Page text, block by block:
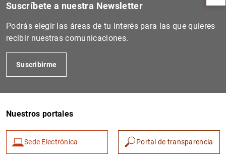
1 2
Suscríbete a nuestra Newsletter
Podrás elegir las áreas de tu interés para las que quieres
recibir nuestras comunicaciones.
Suscribirme
Nuestros portales
Sede Electrónica Portal de transparencia